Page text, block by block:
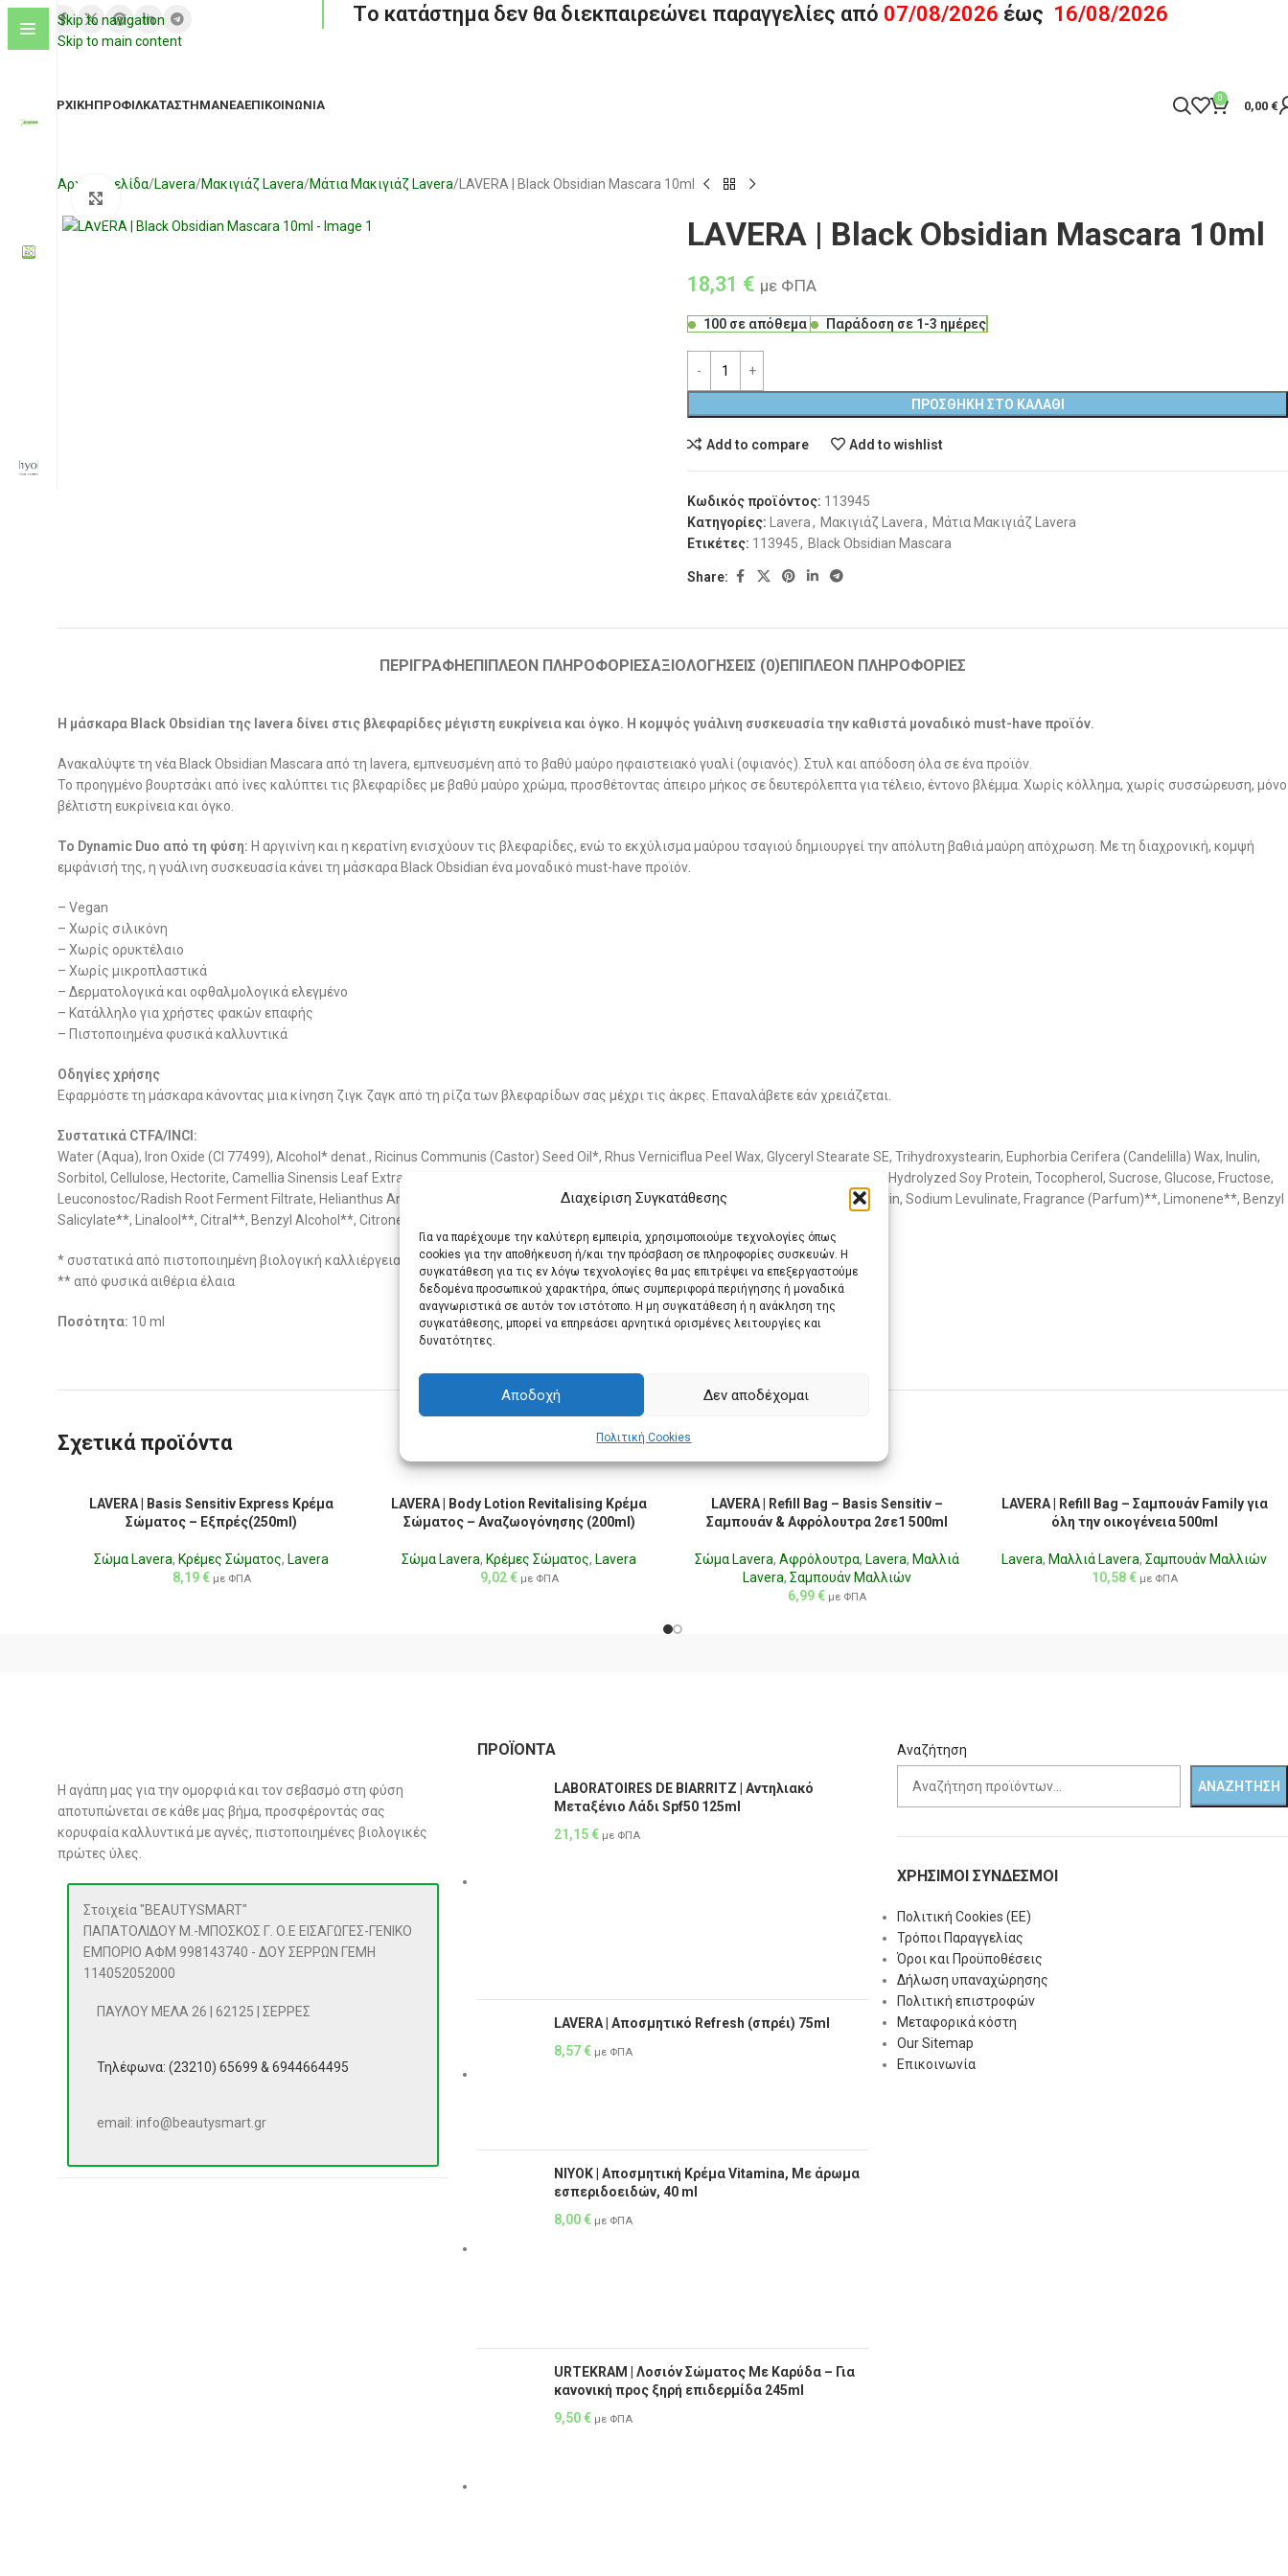
Διαχείριση Συγκατάθεσης
Για να παρέχουμε την καλύτερη εμπειρία, χρησιμοποιούμε τεχνολογίες όπως
cookies για την αποθήκευση ή/και την πρόσβαση σε πληροφορίες συσκευών. Η
συγκατάθεση για τις εν λόγω τεχνολογίες θα μας επιτρέψει να επεξεργαστούμε
δεδομένα προσωπικού χαρακτήρα, όπως συμπεριφορά περιήγησης ή μοναδικά
αναγνωριστικά σε αυτόν τον ιστότοπο. Η μη συγκατάθεση ή η ανάκληση της
συγκατάθεσης, μπορεί να επηρεάσει αρνητικά ορισμένες λειτουργίες και
δυνατότητες.
Αποδοχή Δεν αποδέχομαι
Πολιτική Cookies
Skip to navigation
Skip to main content
Tο κατάστημα δεν θα διεκπαιρεώνει παραγγελίες από 07/08/2026 έως 16/08/2026
ΑΡΧΙΚΉΠΡΟΦΊΛΚΑΤΆΣΤΗΜΑΝΈΑΕΠΙΚΟΙΝΩΝΊΑ 0
0,00 €
Αρχική σελίδα Lavera Μακιγιάζ Lavera Μάτια Μακιγιάζ Lavera LAVERA | Black Obsidian Mascara 10ml
LAVERA | Black Obsidian Mascara 10ml
18,31 € με ΦΠΑ
100 σε απόθεμα Παράδοση σε 1-3 ημέρες
ΠΡΟΣΘΉΚΗ ΣΤΟ ΚΑΛΆΘΙ
Add to compare Add to wishlist
Κωδικός προϊόντος: 113945
Κατηγορίες:
Lavera, Μακιγιάζ Lavera, Μάτια Μακιγιάζ Lavera
Ετικέτες: 113945, Black Obsidian Mascara
Share:
ΠΕΡΙΓΡΑΦΉΕΠΙΠΛΈΟΝ ΠΛΗΡΟΦΟΡΊΕΣΑΞΙΟΛΟΓΉΣΕΙΣ (0)ΕΠΙΠΛΈΟΝ ΠΛΗΡΟΦΟΡΊΕΣ
Η μάσκαρα Black Obsidian της lavera δίνει στις βλεφαρίδες μέγιστη ευκρίνεια και όγκο. Η κομψός γυάλινη συσκευασία την καθιστά μοναδικό must-have προϊόν.
Ανακαλύψτε τη νέα Black Obsidian Mascara από τη lavera, εμπνευσμένη από το βαθύ μαύρο ηφαιστειακό γυαλί (οψιανός). Στυλ και απόδοση όλα σε ένα προϊόν.
Το προηγμένο βουρτσάκι από ίνες καλύπτει τις βλεφαρίδες με βαθύ μαύρο χρώμα, προσθέτοντας άπειρο μήκος σε δευτερόλεπτα για τέλειο, έντονο βλέμμα. Χωρίς κόλλημα, χωρίς συσσώρευση, μόνο
βέλτιστη ευκρίνεια και όγκο.
Το Dynamic Duo από τη φύση: Η αργινίνη και η κερατίνη ενισχύουν τις βλεφαρίδες, ενώ το εκχύλισμα μαύρου τσαγιού δημιουργεί την απόλυτη βαθιά μαύρη απόχρωση. Με τη διαχρονική, κομψή
εμφάνισή της, η γυάλινη συσκευασία κάνει τη μάσκαρα Black Obsidian ένα μοναδικό must-have προϊόν.
– Vegan
– Χωρίς σιλικόνη
– Χωρίς ορυκτέλαιο
– Χωρίς μικροπλαστικά
– Δερματολογικά και οφθαλμολογικά ελεγμένο
– Κατάλληλο για χρήστες φακών επαφής
– Πιστοποιημένα φυσικά καλλυντικά
Οδηγίες χρήσης
Εφαρμόστε τη μάσκαρα κάνοντας μια κίνηση ζιγκ ζαγκ από τη ρίζα των βλεφαρίδων σας μέχρι τις άκρες. Επαναλάβετε εάν χρειάζεται.
Συστατικά CTFA/INCI:
Water (Aqua), Iron Oxide (CI 77499), Alcohol* denat., Ricinus Communis (Castor) Seed Oil*, Rhus Verniciflua Peel Wax, Glyceryl Stearate SE, Trihydroxystearin, Euphorbia Cerifera (Candelilla) Wax, Inulin,
Sorbitol, Cellulose, Hectorite, Camellia Sinensis Leaf Extract*, Xanthan Gum, Arginine, Hydrolyzed Corn Protein, Hydrolyzed Wheat Protein, Hydrolyzed Soy Protein, Tocopherol, Sucrose, Glucose, Fructose,
Leuconostoc/Radish Root Ferment Filtrate, Helianthus Annuus (Sunflower) Seed Oil*, Ascorbyl Palmitate, Lactic Acid, Levulinic Acid, Glycerin, Sodium Levulinate, Fragrance (Parfum)**, Limonene**, Benzyl
Salicylate**, Linalool**, Citral**, Benzyl Alcohol**, Citronellol**
* συστατικά από πιστοποιημένη βιολογική καλλιέργεια
** από φυσικά αιθέρια έλαια
Ποσότητα: 10 ml
Σχετικά προϊόντα
LAVERA | Basis Sensitiv Express Κρέμα
Σώματος – Εξπρές(250ml)
Σώμα Lavera, Κρέμες Σώματος, Lavera
8,19€ με ΦΠΑ
LAVERA | Body Lotion Revitalising Κρέμα
Σώματος – Αναζωογόνησης (200ml)
Σώμα Lavera, Κρέμες Σώματος, Lavera
9,02€ με ΦΠΑ
LAVERA | Refill Bag – Basis Sensitiv –
Σαμπουάν & Αφρόλουτρα 2σε1 500ml
Σώμα Lavera, Αφρόλουτρα, Lavera, Μαλλιά
Lavera, Σαμπουάν Μαλλιών
6,99€ με ΦΠΑ
LAVERA | Refill Bag – Σαμπουάν Family για
όλη την οικογένεια 500ml
Lavera, Μαλλιά Lavera, Σαμπουάν Μαλλιών
10,58€ με ΦΠΑ
Η αγάπη μας για την ομορφιά και τον σεβασμό στη φύση
αποτυπώνεται σε κάθε μας βήμα, προσφέροντάς σας
κορυφαία καλλυντικά με αγνές, πιστοποιημένες βιολογικές
πρώτες ύλες.
Στοιχεία "BEAUTYSMART"
ΠΑΠΑΤΟΛΙΔΟΥ Μ.-ΜΠΟΣΚΟΣ Γ. Ο.Ε ΕΙΣΑΓΩΓΕΣ-ΓΕΝΙΚΟ
ΕΜΠΟΡΙΟ ΑΦΜ 998143740 - ΔΟΥ ΣΕΡΡΩΝ ΓΕΜΗ
114052052000
ΠΑΥΛΟΥ ΜΕΛΑ 26 | 62125 | ΣΕΡΡΕΣ
Τηλέφωνα: (23210) 65699 & 6944664495
email: info@beautysmart.gr
ΠΡΟΪΌΝΤΑ
LABORATOIRES DE BIARRITZ | Αντηλιακό
Μεταξένιο Λάδι Spf50 125ml
21,15€ με ΦΠΑ
LAVERA | Αποσμητικό Refresh (σπρέι) 75ml
8,57€ με ΦΠΑ
NIYOK | Αποσμητική Κρέμα Vitamina, Με άρωμα
εσπεριδοειδών, 40 ml
8,00€ με ΦΠΑ
URTEKRAM | Λοσιόν Σώματος Με Καρύδα – Για
κανονική προς ξηρή επιδερμίδα 245ml
9,50€ με ΦΠΑ
Αναζήτηση
ΑΝΑΖΉΤΗΣΗ
ΧΡΗΣΙΜΟΙ ΣΥΝΔΕΣΜΟΙ
Πολιτική Cookies (ΕΕ)
Τρόποι Παραγγελίας
Όροι και Προϋποθέσεις
Δήλωση υπαναχώρησης
Πολιτική επιστροφών
Μεταφορικά κόστη
Our Sitemap
Επικοινωνία